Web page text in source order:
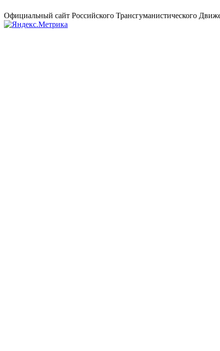
Официальный сайт Российского Трансгуманистического